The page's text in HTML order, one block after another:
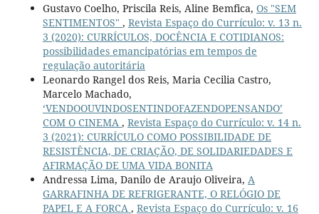
Gustavo Coelho, Priscila Reis, Aline Bemfica, Os "SEM
SENTIMENTOS" , Revista Espaço do Currículo: v. 13 n.
3 (2020): CURRÍCULOS, DOCÊNCIA E COTIDIANOS:
possibilidades emancipatórias em tempos de
regulação autoritária
Leonardo Rangel dos Reis, Maria Cecilia Castro,
Marcelo Machado,
‘VENDOOUVINDOSENTINDOFAZENDOPENSANDO’
COM O CINEMA , Revista Espaço do Currículo: v. 14 n.
3 (2021): CURRÍCULO COMO POSSIBILIDADE DE
RESISTÊNCIA, DE CRIAÇÃO, DE SOLIDARIEDADES E
AFIRMAÇÃO DE UMA VIDA BONITA
Andressa Lima, Danilo de Araujo Oliveira, A
GARRAFINHA DE REFRIGERANTE, O RELÓGIO DE
PAPEL E A FORCA , Revista Espaço do Currículo: v. 16